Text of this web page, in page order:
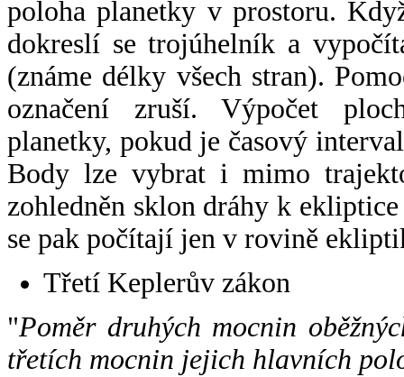
poloha planetky v prostoru.
dokreslí se trojúhelník a
(známe délky všech stran).
označení zruší. Výpočet
planetky, pokud je časový
Body lze vybrat i mimo
zohledněn sklon dráhy k
se pak počítají jen v rovině
Třetí Keplerův zákon
"Poměr druhých mocnin
třetích mocnin jejich hlavních